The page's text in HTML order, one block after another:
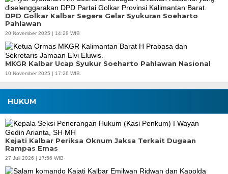
DPD Golkar Kalbar Segera Gelar Syukuran Soeharto
Pahlawan
20 November 2025 | 14:28 WIB
MKGR Kalbar Ucap Syukur Soeharto Pahlawan Nasional
10 November 2025 | 17:26 WIB
HUKUM
Kejati Kalbar Periksa Oknum Jaksa Terkait Dugaan
Rampas Emas
27 Juli 2026 | 17:56 WIB